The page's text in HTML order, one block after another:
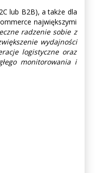
lub B2B), a także dla
największymi
radzenie sobie z
wydajności
logistyczne oraz
monitorowania i